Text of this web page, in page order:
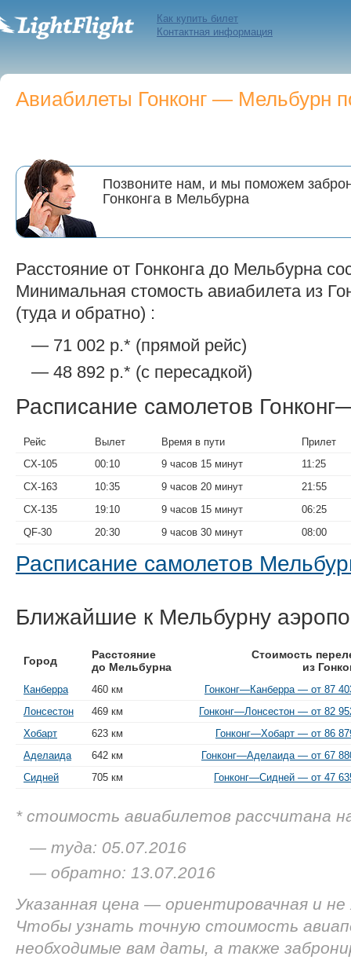
Как купить билет
Контактная информация
Авиабилеты Гонконг — Мельбурн
Позвоните нам, и мы поможем
Гонконга в Мельбурна
Расстояние от Гонконга до Мельбурна
Минимальная стомость авиабилета из
(туда и обратно) :
— 71 002 р.* (прямой рейс)
— 48 892 р.* (с пересадкой)
Расписание самолетов
Рейс Вылет Время в пути
Прилет
CX-105
00:10 9 часов 15 минут
11:25
CX-163
10:35 9 часов 20 минут
21:55
CX-135
19:10 9 часов 15 минут
06:25
QF-30
20:30 9 часов 30 минут 08:00
Расписание самолетов
Ближайшие к Мельбурну
Город
Расстояние
до Мельбурна
Стоимость
из
Канберра 460 км
Гонконг—Канберра — от 87
Лонсестон
469 км
Гонконг—Лонсестон — от 82
Хобарт
623 км
Гонконг—Хобарт — от 86
Аделаида
642 км
Гонконг—Аделаида — от 67
Сидней
705 км Гонконг—Сидней — от 47
* стоимость авиабилетов рассчитана
— туда: 05.07.2016
— обратно: 13.07.2016
Указанная цена — ориентировачная и
Чтобы узнать точную стоимость
необходимые вам даты, а также